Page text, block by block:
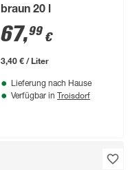
braun 20 l
67,99 €
3,40 € / Liter
Lieferung nach Hause
Verfügbar in Troisdorf